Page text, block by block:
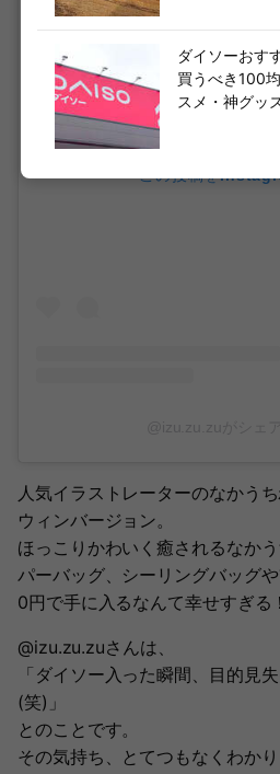
この投稿を
人気イラストレーターのなかう
ウィンバージョン。
ほっこりかわいく癒されるなか
パーバッグ、シーリングバッグ
0円で手に入るなんて幸せすぎる！
@izu.zu.zuさんは、
「ダイソー入った瞬間、目的見
(笑)」
とのことです。
その気持ち、とてつもなくわかり
ダイソーおす
買うべき100
スメ・神グッ